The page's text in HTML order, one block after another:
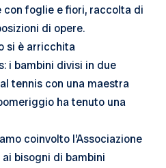
con foglie e fiori, raccolta di
di opere.
si è arricchita
i bambini divisi in due
tennis con una maestra
ha tenuto una
coinvolto l’Associazione
bisogni di bambini